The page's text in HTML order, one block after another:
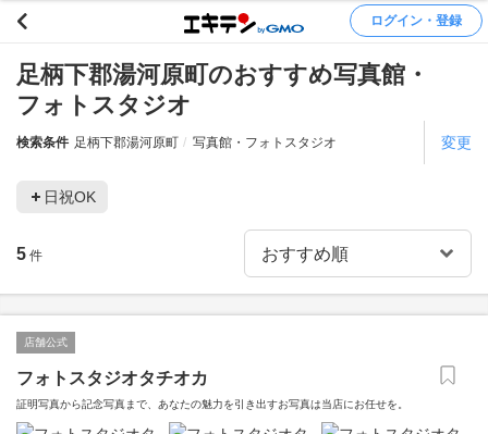
ログイン・登録
足柄下郡湯河原町のおすすめ写真館・
フォトスタジオ
検索条件 足柄下郡湯河原町 写真館・フォトスタジオ 変更
日祝OK
5 件
店舗公式
フォトスタジオタチオカ
証明写真から記念写真まで、あなたの魅力を引き出すお写真は当店にお任せを。